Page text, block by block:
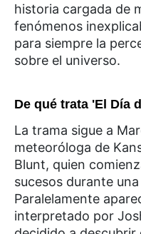
historia cargada de
fenómenos
para siempre la
sobre el universo.
De qué trata 'El Día
La trama sigue a
meteoróloga de
Blunt, quien
sucesos durante
Paralelamente
interpretado por